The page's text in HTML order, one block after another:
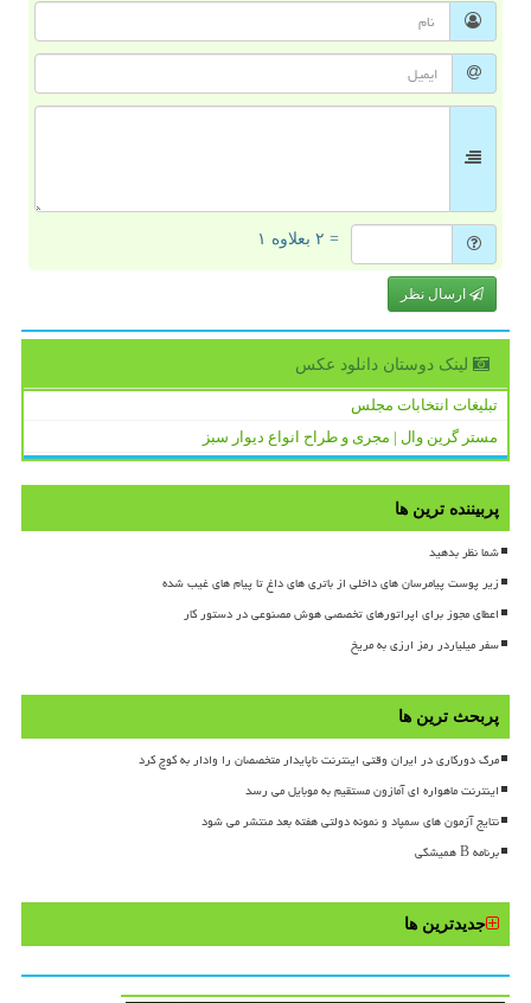
= ۲ بعلاوه ۱
ارسال نظر
لینک دوستان دانلود عكس
تبلیغات انتخابات مجلس
مستر گرین وال | مجری و طراح انواع دیوار سبز
پربیننده ترین ها
شما نظر بدهید
زیر پوست پیامرسان های داخلی از باتری های داغ تا پیام های غیب شده
اعطای مجوز برای اپراتورهای تخصصی هوش مصنوعی در دستور کار
سفر میلیاردر رمز ارزی به مریخ
پربحث ترین ها
مرگ دورکاری در ایران وقتی اینترنت ناپایدار متخصصان را وادار به کوچ کرد
اینترنت ماهواره ای آمازون مستقیم به موبایل می رسد
نتایج آزمون های سمپاد و نمونه دولتی هفته بعد منتشر می شود
برنامه B همیشگی
جدیدترین ها